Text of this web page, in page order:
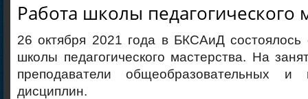
Работа школы педагогического
26 октября 2021 года в БКСАиД состоялось
школы педагогического мастерства. На
преподаватели общеобразовательных и
дисциплин.